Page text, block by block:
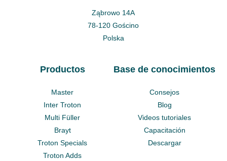
Ząbrowo 14A
78-120 Gościno
Polska
Productos
Master
Inter Troton
Multi Füller
Brayt
Troton Specials
Troton Adds
Base de conocimientos
Consejos
Blog
Videos tutoriales
Capacitación
Descargar